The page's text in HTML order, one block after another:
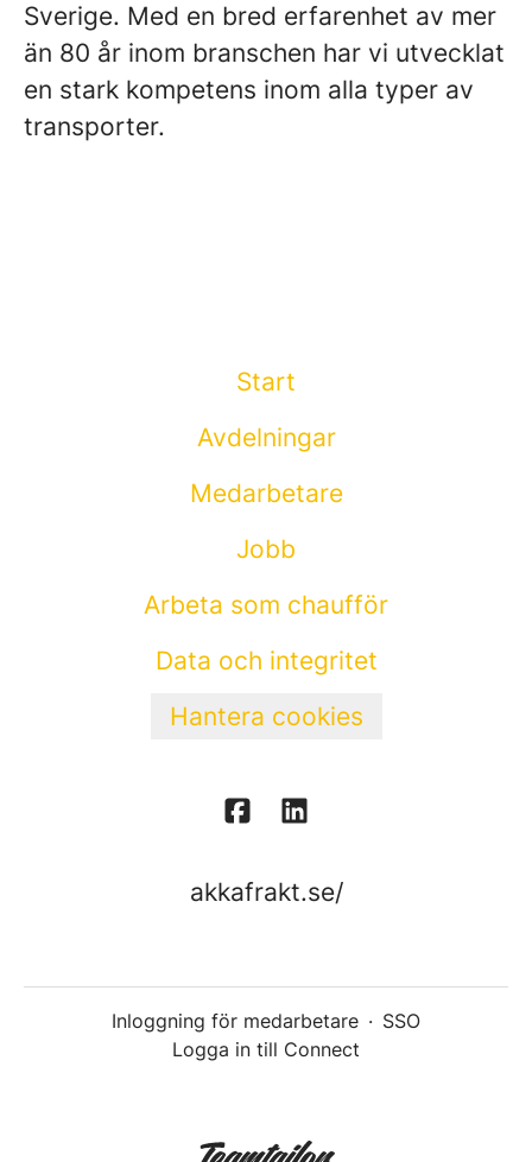
Sverige. Med en bred erfarenhet av mer
än 80 år inom branschen har vi utvecklat
en stark kompetens inom alla typer av
transporter.
Start
Avdelningar
Medarbetare
Jobb
Arbeta som chaufför
Data och integritet
Hantera cookies
akkafrakt.se/
Inloggning för medarbetare · SSO
Logga in till Connect